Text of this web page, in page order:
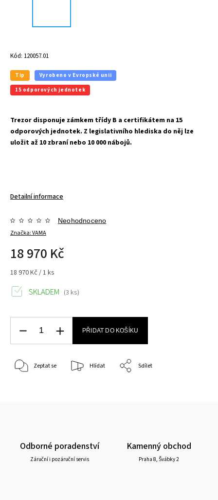
Kód: 120057.01
Tip
Vyrobeno v Evropské unii
15 odporových jednotek
Trezor disponuje zámkem třídy B a certifikátem na 15
odporových jednotek. Z legislativního hlediska do něj lze
uložit až 10 zbraní nebo 10 000 nábojů.
Detailní informace
Značka:VAMA
Neohodnoceno
18 970 Kč
18 970 Kč / 1 ks
SKLADEM (3 ks)
PŘIDAT DO KOŠÍKU
Zeptat se Hlídat Sdílet
Odborné poradenství
Záruční i pozáruční servis
Kamenný obchod
Praha 8, Švábky 2